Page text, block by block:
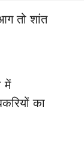
तो शांत
में
का